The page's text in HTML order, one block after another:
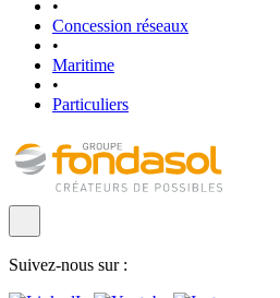
•
Concession réseaux
•
Maritime
•
Particuliers
Suivez-nous sur :